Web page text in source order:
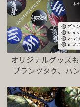
オリジナルグッズ
プランツタグ、ハ